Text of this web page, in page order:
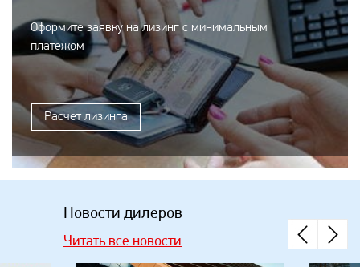
Оформите заявку на лизинг с минимальным
платежом
Расчет лизинга
Новости дилеров
Читать все новости